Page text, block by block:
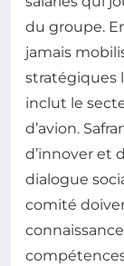
du groupe.
jamais
stratégiques
inclut le
d’avion.
d’innover et
dialogue
comité